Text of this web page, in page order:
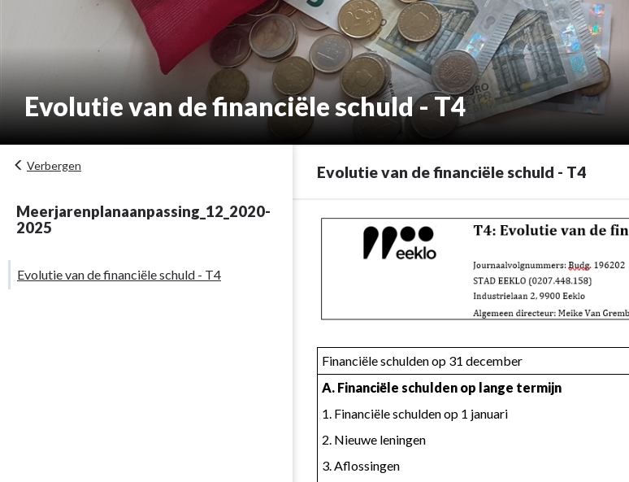
Evolutie van de financiële schuld - T4
Verbergen
Meerjarenplanaanpassing_12_2020-
2025
Evolutie van de financiële schuld - T4
Evolutie van de financiële schuld - T4
Terug
financiële
schuld
Financiële schulden op 31 december
A. Financiële schulden op lange termijn
1. Financiële schulden op 1 januari
2. Nieuwe leningen
3. Aflossingen